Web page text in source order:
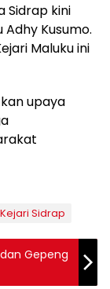
Sidrap kini
Kusumo.
Maluku ini
upaya
Kejari Sidrap
Gepeng